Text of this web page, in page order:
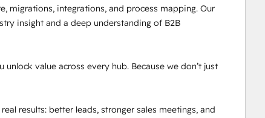
migrations, integrations, and process mapping. Our
insight and a deep understanding of B2B
value across every hub. Because we don’t just
results: better leads, stronger sales meetings, and